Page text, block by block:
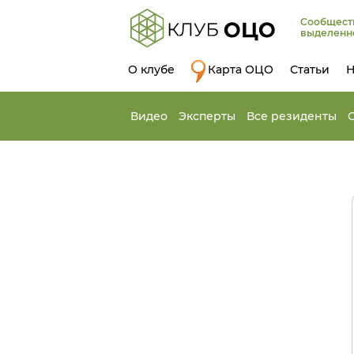
О клубе Карта ОЦО Статьи
Видео Эксперты Все резиденты